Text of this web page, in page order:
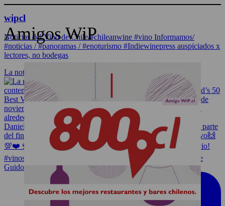
wipcl
Noticias del Vino de Chile/#chileanwine #vino Informamos/
#noticias / #panoramas / #enoturismo #Indiewinepress auspiciados x
lectores, no bodegas
La noticia corrió como la pólvora! No podemos est
Guido Arroyo conversa con Consuelo Poblete sobre e
Amigos WiP